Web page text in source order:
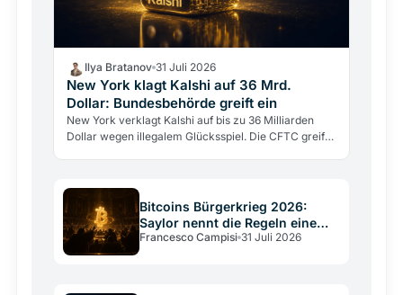
Ilya Bratanov 31 Juli 2026
New York klagt Kalshi auf 36 Mrd.
Dollar: Bundesbehörde greift ein
New York verklagt Kalshi auf bis zu 36 Milliarden
Dollar wegen illegalem Glücksspiel. Die CFTC greift
Bitcoins Bürgerkrieg 2026:
Saylor nennt die Regeln eine
Verfassung
Francesco Campisi 31 Juli 2026